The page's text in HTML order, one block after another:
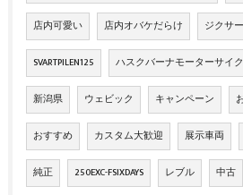
店内可愛い 店内オバケだらけ ジクサ
SVARTPILEN125 ハスクバーナモーターサイ
新潟県 ウェビック キャンペーン
おすすめ カスタム大歓迎 展示車両
純正 250EXC-FSIXDAYS レブル 中古